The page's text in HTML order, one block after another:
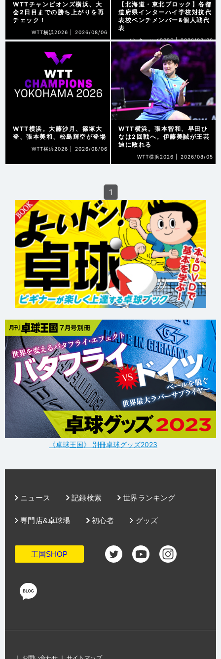
WTTチャンピオンズ横浜、大
会2日目までの勝ち上がりを再
チェック！
WTT横浜2026 | 2026/08/06
【北海道・東北ブロック】各都
道府県インターハイ学校対抗代
表校ベンチメンバー&個人戦代
表
インターハイ2026 | 2026/08/06
WTT横浜。大藤沙月、篠塚大
登、張本美和、松島輝空が登場
WTT横浜2026 | 2026/08/06
WTT横浜。張本智和、早田ひ
なは2回戦へ。伊藤美誠が王芸
迪に敗れる
WTT横浜2026 | 2026/08/05
1
《卓球王国》 別冊卓球グッズ2023
ニュース 記録検索 世界ランキング
グッズ
専門店&卓球場 初心者
王国SHOP